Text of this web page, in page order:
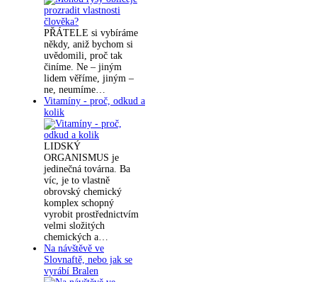
PŘÁTELE si vybíráme
někdy, aniž bychom si
uvědomili, proč tak
činíme. Ne – jiným
lidem věříme, jiným –
ne, neumíme…
Vitamíny - proč, odkud a
kolik
LIDSKÝ
ORGANISMUS je
jedinečná továrna. Ba
víc, je to vlastně
obrovský chemický
komplex schopný
vyrobit prostřednictvím
velmi složitých
chemických a…
Na návštěvě ve
Slovnaftě, nebo jak se
vyrábí Bralen